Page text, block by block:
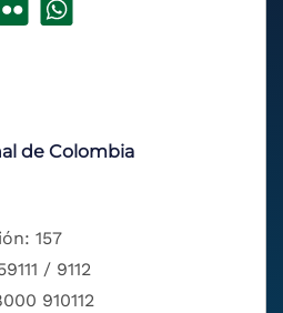
de Colombia
157
/ 9112
910112